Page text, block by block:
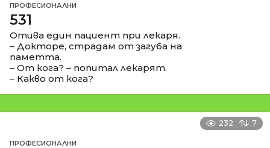
ПРОФЕСИОНАЛНИ
531
Отива един пациент при лекаря.
– Докторе, страдам от загуба на
паметта.
– От кога? – попитал лекарят.
– Какво от кога?
232 7
ПРОФЕСИОНАЛНИ